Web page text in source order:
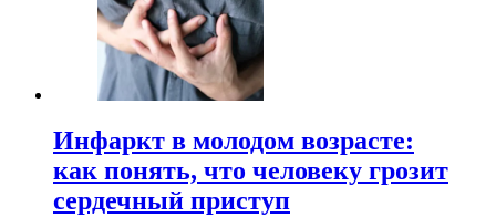
Инфаркт в молодом возрасте:
как понять, что человеку грозит
сердечный приступ